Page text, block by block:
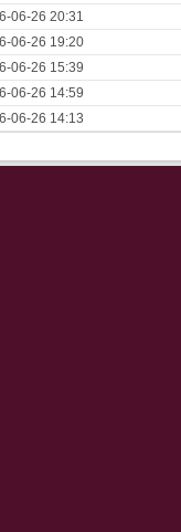
06-26 20:31
06-26 19:20
06-26 15:39
06-26 14:59
06-26 14:13